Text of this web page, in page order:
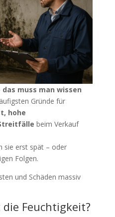
muss man wissen
Gründe für
hohe
beim Verkauf
sie erst spät – oder
Folgen.
und Schäden massiv
Feuchtigkeit?